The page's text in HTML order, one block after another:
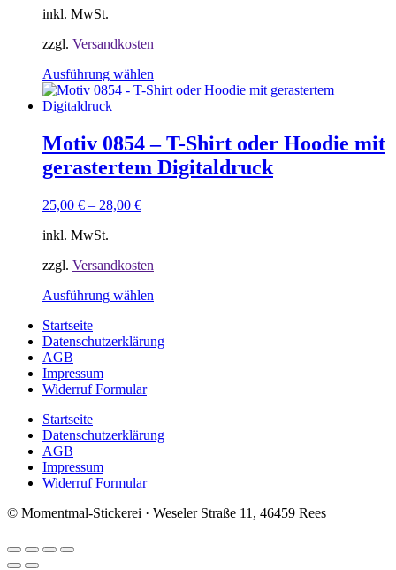
inkl. MwSt.
zzgl. Versandkosten
Ausführung wählen
Produkt
Varianten
auf.
Die
Motiv 0854 – T-Shirt oder Hoodie mit
gerastertem Digitaldruck
25,00 € – 28,00 €
inkl. MwSt.
zzgl. Versandkosten
Ausführung wählen
mehrere
auf
Startseite
Datenschutzerklärung
AGB
Impressum
Widerruf Formular
Startseite
Datenschutzerklärung
AGB
Impressum
Widerruf Formular
© Momentmal-Stickerei · Weseler Straße 11, 46459 Rees